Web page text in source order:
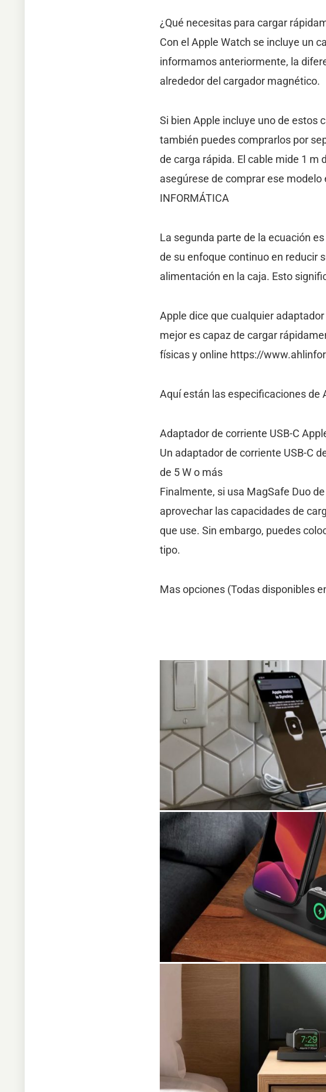
¿Qué necesitas para cargar
Con el Apple Watch se incluye un
informamos anteriormente, la
alrededor del cargador magnético.
Si bien Apple incluye uno de estos
también puedes comprarlos por
de carga rápida. El cable mide 1 m
asegúrese de comprar ese
INFORMÁTICA
La segunda parte de la ecuación
de su enfoque continuo en reducir
alimentación en la caja. Esto
Apple dice que cualquier
mejor es capaz de cargar
físicas y online https://
Aquí están las especificaciones de
Adaptador de corriente USB-C
Un adaptador de corriente USB-C
de 5 W o más
Finalmente, si usa MagSafe Duo
aprovechar las capacidades de
que use. Sin embargo, puedes
tipo.
Mas opciones (Todas disponibles